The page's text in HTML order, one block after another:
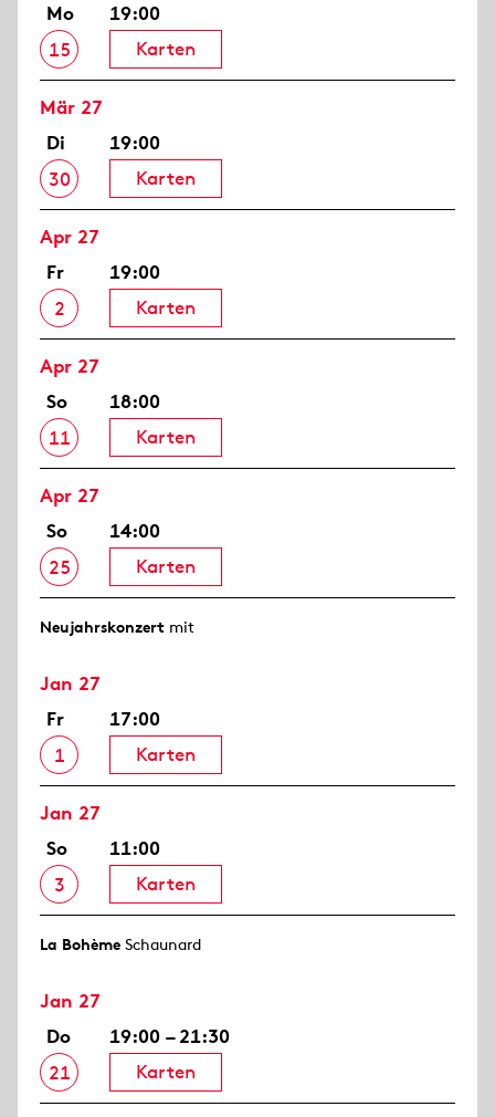
Mo
15
19:00
Karten
Mär 27
Di
30
19:00
Karten
Apr 27
Fr
2
19:00
Karten
Apr 27
So
11
18:00
Karten
Apr 27
So
25
14:00
Karten
Neujahrs­konzert mit
Jan 27
Fr
1
17:00
Karten
Jan 27
So
3
11:00
Karten
La Bohème Schaunard
Jan 27
Do
21
19:00 – 21:30
Karten